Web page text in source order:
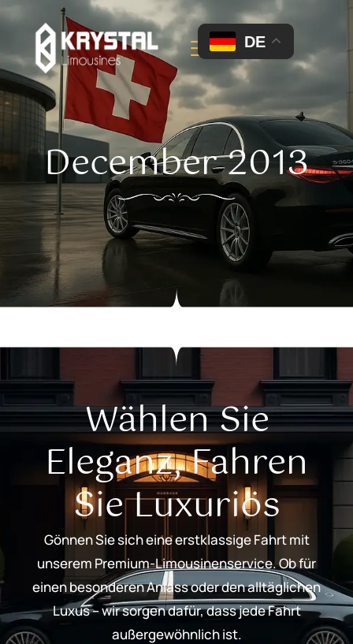
December 2013
Wählen Sie
Eleganz, Fahren
Sie Luxuriös
Gönnen Sie sich eine erstklassige Fahrt mit
unserem Premium-Limousinenservice. Ob für
einen besonderen Anlass oder den alltäglichen
Luxus – wir sorgen dafür, dass jede Fahrt
außergewöhnlich ist.
DE